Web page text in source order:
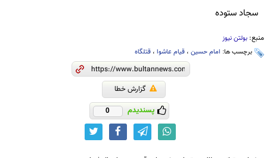
سجاد ستوده
منبع: بولتن نیوز
برچسب ها: امام حسین ، قیام عاشوا ، قتلگاه
گزارش خطا
پسندیدم 0